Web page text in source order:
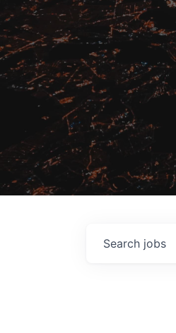
Search jobs